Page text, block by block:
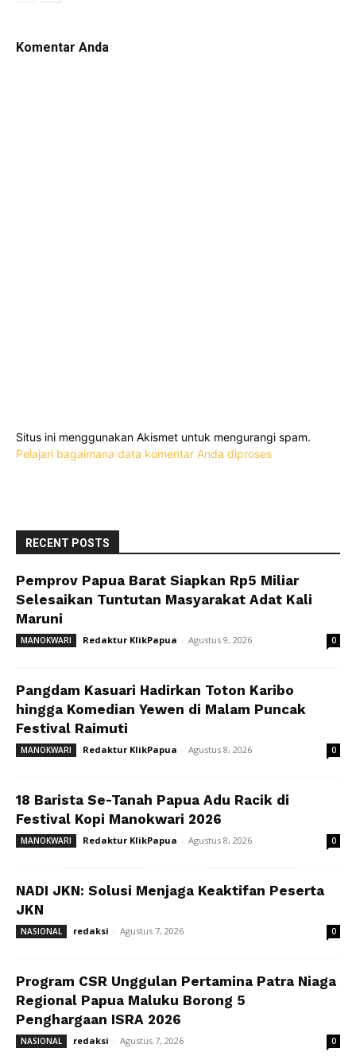
Komentar Anda
Situs ini menggunakan Akismet untuk mengurangi spam.
Pelajari bagaimana data komentar Anda diproses
RECENT POSTS
Pemprov Papua Barat Siapkan Rp5 Miliar
Selesaikan Tuntutan Masyarakat Adat Kali
Maruni
MANOKWARI Redaktur KlikPapua - Agustus 9, 2026 0
Pangdam Kasuari Hadirkan Toton Karibo
hingga Komedian Yewen di Malam Puncak
Festival Raimuti
MANOKWARI Redaktur KlikPapua - Agustus 8, 2026 0
18 Barista Se-Tanah Papua Adu Racik di
Festival Kopi Manokwari 2026
MANOKWARI Redaktur KlikPapua - Agustus 8, 2026 0
NADI JKN: Solusi Menjaga Keaktifan Peserta
JKN
NASIONAL redaksi - Agustus 7, 2026 0
Program CSR Unggulan Pertamina Patra Niaga
Regional Papua Maluku Borong 5
Penghargaan ISRA 2026
NASIONAL redaksi - Agustus 7, 2026 0